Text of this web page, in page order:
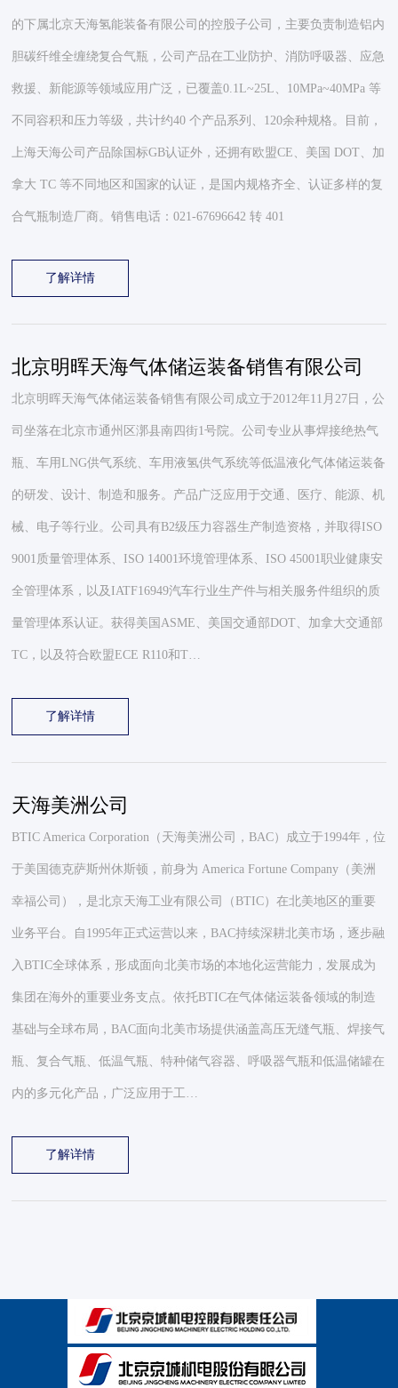
的下属北京天海氢能装备有限公司的控股子公司，主要负责制造铝内
胆碳纤维全缠绕复合气瓶，公司产品在工业防护、消防呼吸器、应急
救援、新能源等领域应用广泛，已覆盖0.1L~25L、10MPa~40MPa 等
不同容积和压力等级，共计约40 个产品系列、120余种规格。目前，
上海天海公司产品除国标GB认证外，还拥有欧盟CE、美国 DOT、加
拿大 TC 等不同地区和国家的认证，是国内规格齐全、认证多样的复
合气瓶制造厂商。销售电话：021-67696642 转 401
了解详情
北京明晖天海气体储运装备销售有限公司
北京明晖天海气体储运装备销售有限公司成立于2012年11月27日，公
司坐落在北京市通州区漷县南四街1号院。公司专业从事焊接绝热气
瓶、车用LNG供气系统、车用液氢供气系统等低温液化气体储运装备
的研发、设计、制造和服务。产品广泛应用于交通、医疗、能源、机
械、电子等行业。公司具有B2级压力容器生产制造资格，并取得ISO
9001质量管理体系、ISO 14001环境管理体系、ISO 45001职业健康安
全管理体系，以及IATF16949汽车行业生产件与相关服务件组织的质
量管理体系认证。获得美国ASME、美国交通部DOT、加拿大交通部
TC，以及符合欧盟ECE R110和T…
了解详情
天海美洲公司
BTIC America Corporation（天海美洲公司，BAC）成立于1994年，位
于美国德克萨斯州休斯顿，前身为 America Fortune Company（美洲
幸福公司），是北京天海工业有限公司（BTIC）在北美地区的重要
业务平台。自1995年正式运营以来，BAC持续深耕北美市场，逐步融
入BTIC全球体系，形成面向北美市场的本地化运营能力，发展成为
集团在海外的重要业务支点。依托BTIC在气体储运装备领域的制造
基础与全球布局，BAC面向北美市场提供涵盖高压无缝气瓶、焊接气
瓶、复合气瓶、低温气瓶、特种储气容器、呼吸器气瓶和低温储罐在
内的多元化产品，广泛应用于工…
了解详情